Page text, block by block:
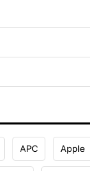
APC Apple